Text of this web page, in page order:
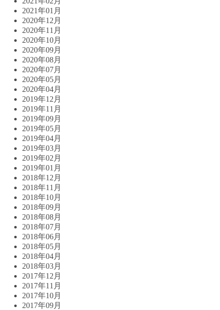
2021年01月
2020年12月
2020年11月
2020年10月
2020年09月
2020年08月
2020年07月
2020年05月
2020年04月
2019年12月
2019年11月
2019年09月
2019年05月
2019年04月
2019年03月
2019年02月
2019年01月
2018年12月
2018年11月
2018年10月
2018年09月
2018年08月
2018年07月
2018年06月
2018年05月
2018年04月
2018年03月
2017年12月
2017年11月
2017年10月
2017年09月